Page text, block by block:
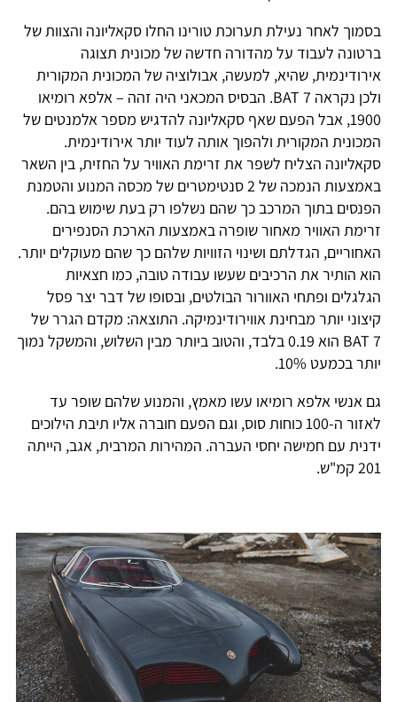
בסמוך לאחר נעילת תערוכת טורינו החלו סקאליונה והצוות של
ברטונה לעבוד על מהדורה חדשה של מכונית תצוגה
אירודינמית, שהיא, למעשה, אבולוציה של המכונית המקורית
ולכן נקראה BAT 7. הבסיס המכאני היה זהה – אלפא רומיאו
1900, אבל הפעם שאף סקאליונה להדגיש מספר אלמנטים של
המכונית המקורית ולהפוך אותה לעוד יותר אירודינמית.
סקאליונה הצליח לשפר את זרימת האוויר על החזית, בין השאר
באמצעות הנמכה של 2 סנטימטרים של מכסה המנוע והטמנת
הפנסים בתוך המרכב כך שהם נשלפו רק בעת שימוש בהם.
זרימת האוויר מאחור שופרה באמצעות הארכת הסנפירים
האחוריים, הגדלתם ושינוי הזוויות שלהם כך שהם מעוקלים יותר.
הוא הותיר את הרכיבים שעשו עבודה טובה, כמו חצאיות
הגלגלים ופתחי האוורור הבולטים, ובסופו של דבר יצר פסל
קיצוני יותר מבחינת אווירודינמיקה. התוצאה: מקדם הגרר של
BAT 7 הוא 0.19 בלבד, והטוב ביותר מבין השלוש, והמשקל נמוך
יותר בכמעט 10%.
גם אנשי אלפא רומיאו עשו מאמץ, והמנוע שלהם שופר עד
לאזור ה-100 כוחות סוס, וגם הפעם חוברה אליו תיבת הילוכים
ידנית עם חמישה יחסי העברה. המהירות המרבית, אגב, הייתה
201 קמ"ש.